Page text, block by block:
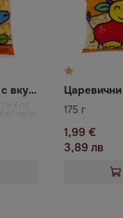
Царевичен снакс с вкус Лобстер
€/кг
лв/кг 175 г
1,99 €
3,89 лв